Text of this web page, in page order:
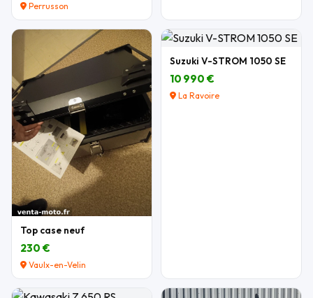
Perrusson
Top case neuf
230 €
Vaulx-en-Velin
Suzuki V-STROM 1050 SE
10 990 €
La Ravoire